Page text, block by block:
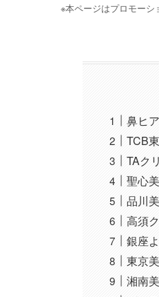
※本ページはプロモーシ
鼻ヒ
TCB
TAク
聖心
品川
高須
銀座
東京
湘南